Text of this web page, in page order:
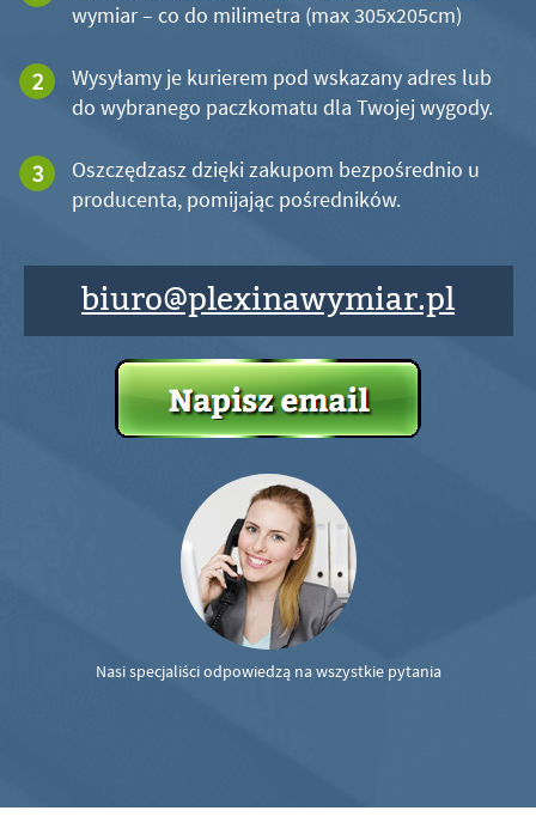
wymiar – co do milimetra (max 305x205cm)
Wysyłamy je kurierem pod wskazany adres lub
do wybranego paczkomatu dla Twojej wygody.
Oszczędzasz dzięki zakupom bezpośrednio u
producenta, pomijając pośredników.
biuro@plexinawymiar.pl
Nasi specjaliści odpowiedzą na wszystkie pytania